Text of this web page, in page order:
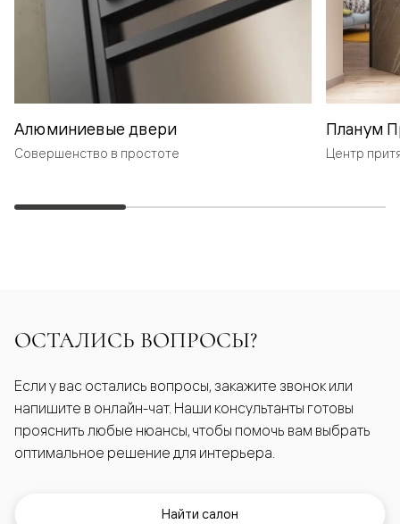
Алюминиевые двери
Совершенство в простоте
Планум
Центр
ОСТАЛИСЬ ВОПРОСЫ?
Если у вас остались вопросы, закажите звонок или
напишите в онлайн-чат. Наши консультанты готовы
прояснить любые нюансы, чтобы помочь вам выбрать
оптимальное решение для интерьера.
Найти салон